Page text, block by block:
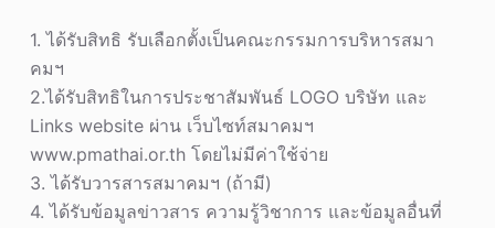
1. ได้รับสิทธิ รับเลือกตั้งเป็นคณะกรรมการบริหารสมา
คมฯ
2.ได้รับสิทธิในการประชาสัมพันธ์ LOGO บริษัท และ
Links website ผ่าน เว็บไซท์สมาคมฯ
www.pmathai.or.th โดยไม่มีค่าใช้จ่าย
3. ได้รับวารสารสมาคมฯ (ถ้ามี)
4. ได้รับข้อมูลข่าวสาร ความรู้วิชาการ และข้อมูลอื่นที่